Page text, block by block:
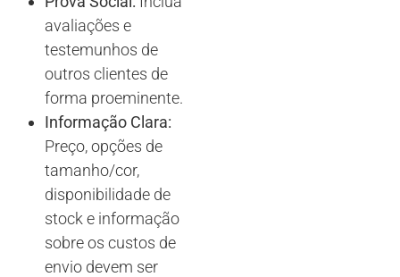
avaliações e
testemunhos de
outros clientes de
forma proeminente.
Informação Clara:
Preço, opções de
tamanho/cor,
disponibilidade de
stock e informação
sobre os custos de
envio devem ser